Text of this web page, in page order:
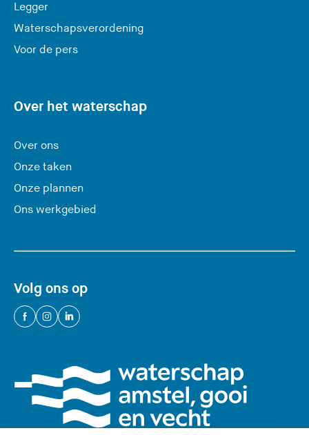
Legger
Waterschapsverordening
Voor de pers
Over het waterschap
Over ons
Onze taken
Onze plannen
Ons werkgebied
Volg ons op
(
a
(
e
r
a
(
e
r
l
a